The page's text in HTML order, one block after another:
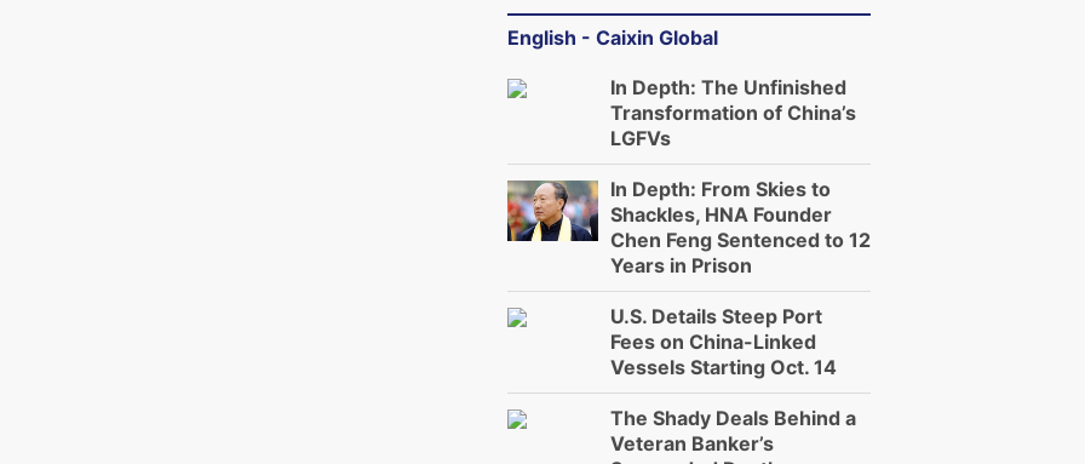
English - Caixin Global
In Depth: The Unfinished
Transformation of China’s
LGFVs
In Depth: From Skies to
Shackles, HNA Founder
Chen Feng Sentenced to 12
Years in Prison
U.S. Details Steep Port
Fees on China-Linked
Vessels Starting Oct. 14
The Shady Deals Behind a
Veteran Banker’s